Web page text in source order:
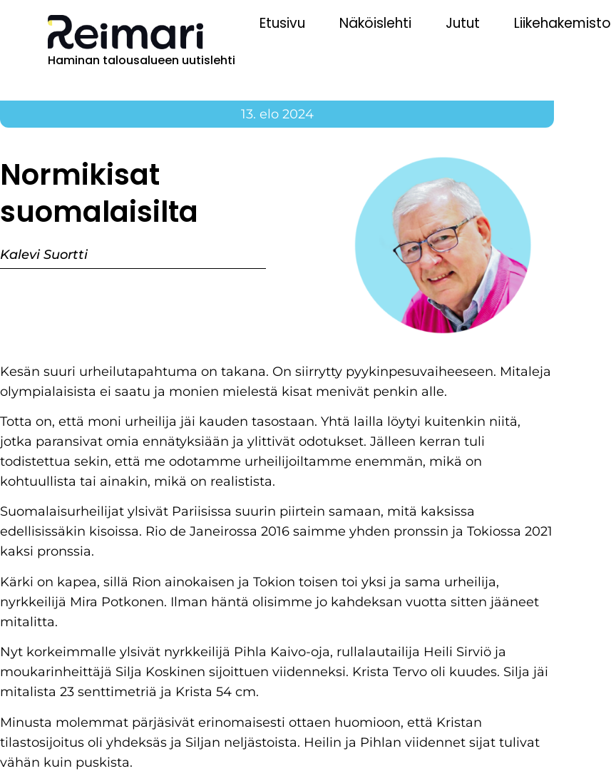
Haminan talousalueen uutislehti
Etusivu Näköislehti Jutut Liikehakemisto
13. elo 2024
Normikisat
suomalaisilta
Kalevi Suortti
Kesän suuri urheilutapahtuma on takana. On siirrytty pyykinpesuvaiheeseen. Mitaleja
olympialaisista ei saatu ja monien mielestä kisat menivät penkin alle.
Totta on, että moni urheilija jäi kauden tasostaan. Yhtä lailla löytyi kuitenkin niitä,
jotka paransivat omia ennätyksiään ja ylittivät odotukset. Jälleen kerran tuli
todistettua sekin, että me odotamme urheilijoiltamme enemmän, mikä on
kohtuullista tai ainakin, mikä on realistista.
Suomalaisurheilijat ylsivät Pariisissa suurin piirtein samaan, mitä kaksissa
edellisissäkin kisoissa. Rio de Janeirossa 2016 saimme yhden pronssin ja Tokiossa 2021
kaksi pronssia.
Kärki on kapea, sillä Rion ainokaisen ja Tokion toisen toi yksi ja sama urheilija,
nyrkkeilijä Mira Potkonen. Ilman häntä olisimme jo kahdeksan vuotta sitten jääneet
mitalitta.
Nyt korkeimmalle ylsivät nyrkkeilijä Pihla Kaivo-oja, rullalautailija Heili Sirviö ja
moukarinheittäjä Silja Koskinen sijoittuen viidenneksi. Krista Tervo oli kuudes. Silja jäi
mitalista 23 senttimetriä ja Krista 54 cm.
Minusta molemmat pärjäsivät erinomaisesti ottaen huomioon, että Kristan
tilastosijoitus oli yhdeksäs ja Siljan neljästoista. Heilin ja Pihlan viidennet sijat tulivat
vähän kuin puskista.